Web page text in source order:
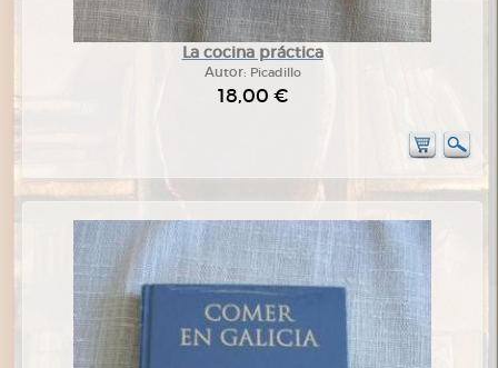
La cocina práctica
Autor: Picadillo
18,00 €